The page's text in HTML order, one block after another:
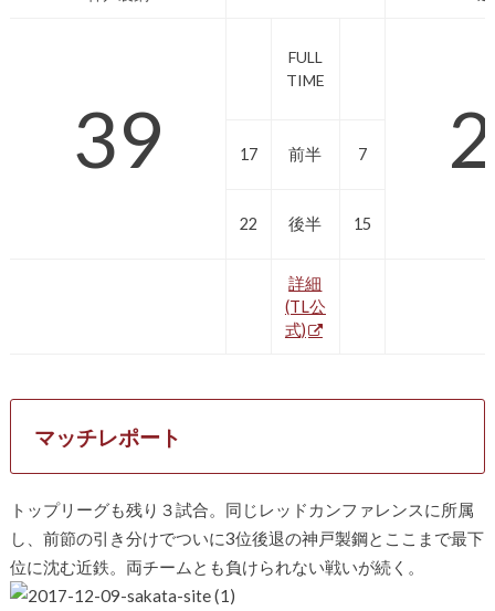
39
FULL
TIME
17 前半 7
22 後半 15
詳細
(TL公
式)
マッチレポート
トップリーグも残り３試合。同じレッドカンファレンスに所属
し、前節の引き分けでついに3位後退の神戸製鋼とここまで最下
位に沈む近鉄。両チームとも負けられない戦いが続く。